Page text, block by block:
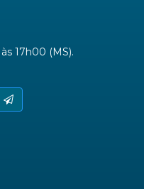
17h00 (MS).